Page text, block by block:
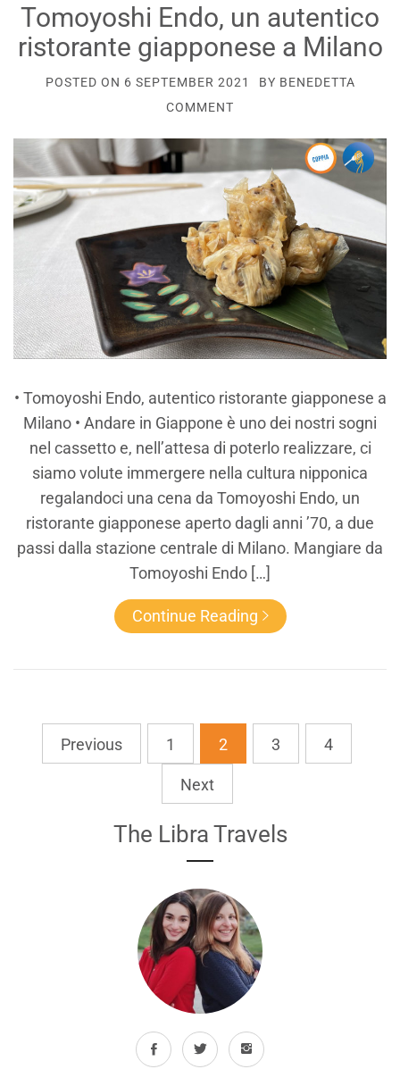
Tomoyoshi Endo, un autentico
ristorante giapponese a Milano
POSTED ON 6 SEPTEMBER 2021 BY BENEDETTA
COMMENT
• Tomoyoshi Endo, autentico ristorante giapponese a
Milano • Andare in Giappone è uno dei nostri sogni
nel cassetto e, nell’attesa di poterlo realizzare, ci
siamo volute immergere nella cultura nipponica
regalandoci una cena da Tomoyoshi Endo, un
ristorante giapponese aperto dagli anni ’70, a due
passi dalla stazione centrale di Milano. Mangiare da
Tomoyoshi Endo […]
Continue Reading
Previous 1 2 3 4
Next
The Libra Travels